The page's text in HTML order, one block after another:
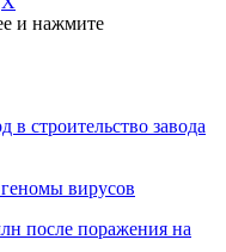
и нажмите
строительство завода
вирусов
после поражения на